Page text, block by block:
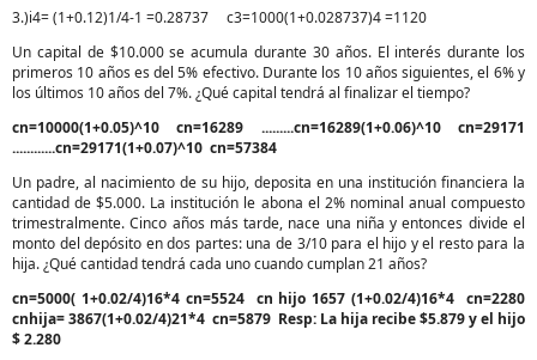
3.)i4= (1+0.12)1/4-1 =0.28737 c3=1000(1+0.028737)4 =1120
Un capital de $10.000 se acumula durante 30 años. El interés durante los
primeros 10 años es del 5% efectivo. Durante los 10 años siguientes, el 6% y
los últimos 10 años del 7%. ¿Qué capital tendrá al finalizar el tiempo?
cn=10000(1+0.05)^10 cn=16289 .........cn=16289(1+0.06)^10 cn=29171
............cn=29171(1+0.07)^10 cn=57384
Un padre, al nacimiento de su hijo, deposita en una institución financiera la
cantidad de $5.000. La institución le abona el 2% nominal anual compuesto
trimestralmente. Cinco años más tarde, nace una niña y entonces divide el
monto del depósito en dos partes: una de 3/10 para el hijo y el resto para la
hija. ¿Qué cantidad tendrá cada uno cuando cumplan 21 años?
cn=5000( 1+0.02/4)16*4 cn=5524 cn hijo 1657 (1+0.02/4)16*4 cn=2280
cnhija= 3867(1+0.02/4)21*4 cn=5879 Resp: La hija recibe $5.879 y el hijo
$ 2.280